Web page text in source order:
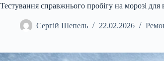
Тестування справжнього пробігу на морозі для
Сергій Шепель 22.02.2026